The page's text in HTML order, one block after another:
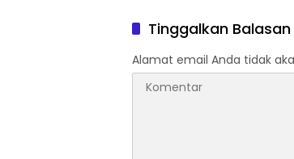
Mangrove di Pantai Lamaru
Tinggalkan Balasan
Alamat email Anda tidak